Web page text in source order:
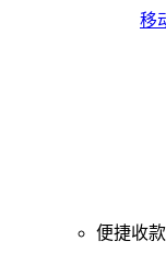
移
便捷收款